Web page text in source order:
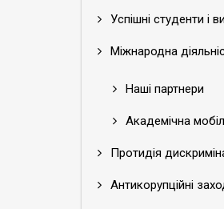
Успішні студенти і
Міжнародна
Наші партнери
Академічна
Протидія
Антикорупційні